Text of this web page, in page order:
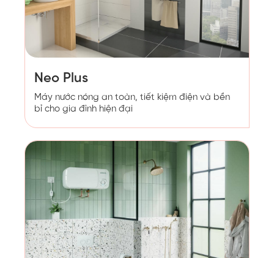
Neo Plus
Máy nước nóng an toàn, tiết kiệm điện và bền
bỉ cho gia đình hiện đại